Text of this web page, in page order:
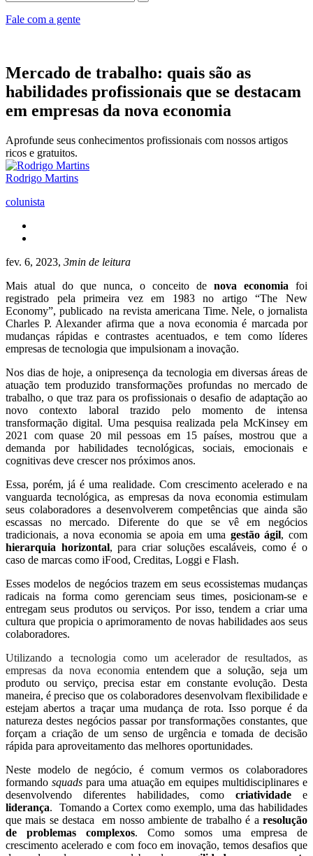
Fale com a gente
Mercado de trabalho: quais são as
habilidades profissionais que se destacam
em empresas da nova economia
Aprofunde seus conhecimentos profissionais com nossos artigos
ricos e gratuitos.
Rodrigo Martins
colunista
fev. 6, 2023, 3min de leitura
Mais atual do que nunca, o conceito de nova economia foi
registrado pela primeira vez em 1983 no artigo “The New
Economy”, publicado na revista americana Time. Nele, o jornalista
Charles P. Alexander afirma que a nova economia é marcada por
mudanças rápidas e contrastes acentuados, e tem como líderes
empresas de tecnologia que impulsionam a inovação.
Nos dias de hoje, a onipresença da tecnologia em diversas áreas de
atuação tem produzido transformações profundas no mercado de
trabalho, o que traz para os profissionais o desafio de adaptação ao
novo contexto laboral trazido pelo momento de intensa
transformação digital. Uma pesquisa realizada pela McKinsey em
2021 com quase 20 mil pessoas em 15 países, mostrou que a
demanda por habilidades tecnológicas, sociais, emocionais e
cognitivas deve crescer nos próximos anos.
Essa, porém, já é uma realidade. Com crescimento acelerado e na
vanguarda tecnológica, as empresas da nova economia estimulam
seus colaboradores a desenvolverem competências que ainda são
escassas no mercado. Diferente do que se vê em negócios
tradicionais, a nova economia se apoia em uma gestão ágil, com
hierarquia horizontal, para criar soluções escaláveis, como é o
caso de marcas como iFood, Creditas, Loggi e Flash.
Esses modelos de negócios trazem em seus ecossistemas mudanças
radicais na forma como gerenciam seus times, posicionam-se e
entregam seus produtos ou serviços. Por isso, tendem a criar uma
cultura que propicia o aprimoramento de novas habilidades aos seus
colaboradores.
Utilizando a tecnologia como um acelerador de resultados, as
empresas da nova economia entendem que a solução, seja um
produto ou serviço, precisa estar em constante evolução. Desta
maneira, é preciso que os colaboradores desenvolvam flexibilidade e
estejam abertos a traçar uma mudança de rota. Isso porque é da
natureza destes negócios passar por transformações constantes, que
forçam a criação de um senso de urgência e tomada de decisão
rápida para aproveitamento das melhores oportunidades.
Neste modelo de negócio, é comum vermos os colaboradores
formandosquadspara uma atuação em equipes multidisciplinares e
desenvolvendo diferentes habilidades, comocriatividade e
liderança. Tomando a Cortex como exemplo, uma das habilidades
que mais se destaca em nosso ambiente de trabalho é a resolução
de problemas complexos. Como somos uma empresa de
crescimento acelerado e com foco em inovação, temos desafios que